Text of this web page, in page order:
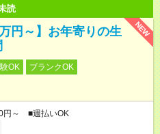
読
NEW
円～】お年寄りの生
OK
ブランクOK
円～ ■週払いOK